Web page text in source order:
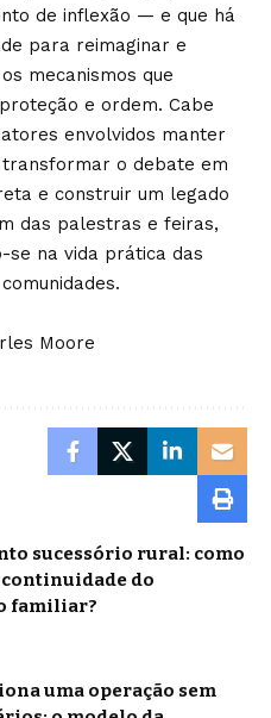
de inflexão — e que há
para reimaginar e
mecanismos que
e ordem. Cabe
envolvidos manter
o debate em
e construir um legado
das palestras e feiras,
se na vida prática das
Moore
sucessório rural: como
do
familiar?
uma operação sem